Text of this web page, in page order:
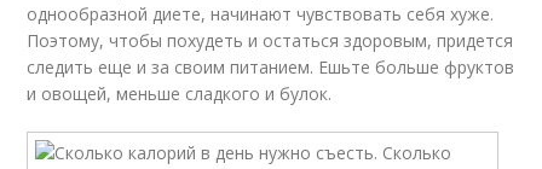
однообразной диете, начинают чувствовать себя хуже.
Поэтому, чтобы похудеть и остаться здоровым, придется
следить еще и за своим питанием. Ешьте больше фруктов
и овощей, меньше сладкого и булок.